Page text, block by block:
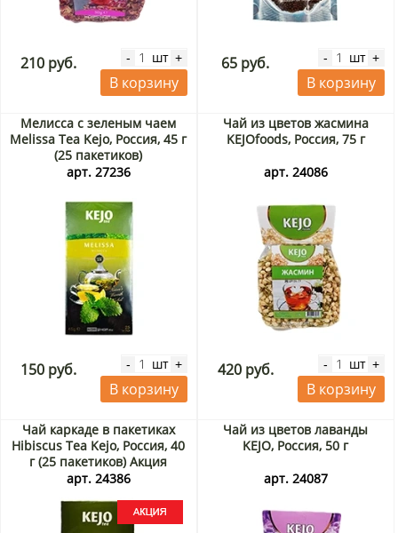
210 руб. - шт +
В корзину
65 руб. - шт +
В корзину
Мелисса с зеленым чаем
Melissa Tea Kejo, Россия, 45 г
(25 пакетиков)
арт. 27236
150 руб. - шт +
В корзину
Чай из цветов жасмина
KEJOfoods, Россия, 75 г
арт. 24086
420 руб. - шт +
В корзину
Чай каркаде в пакетиках
Hibiscus Tea Kejo, Россия, 40
г (25 пакетиков) Акция
арт. 24386
Чай из цветов лаванды
KEJO, Россия, 50 г
арт. 24087